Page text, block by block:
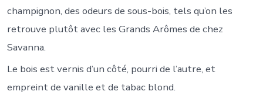
champignon, des odeurs de sous-bois, tels qu’on les
retrouve plutôt avec les Grands Arômes de chez
Savanna.
Le bois est vernis d’un côté, pourri de l’autre, et
empreint de vanille et de tabac blond.